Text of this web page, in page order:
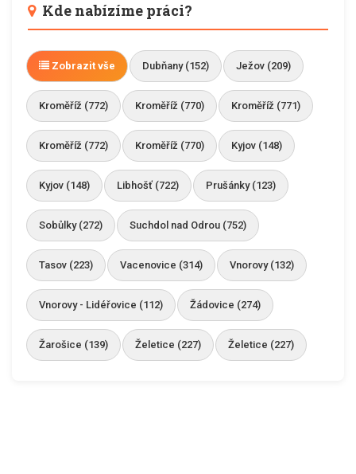
Kde nabízíme práci?
Zobrazit vše Dubňany (152) Ježov (209)
Kroměříž (772) Kroměříž (770) Kroměříž (771)
Kroměříž (772) Kroměříž (770) Kyjov (148)
Kyjov (148) Libhošť (722) Prušánky (123)
Sobůlky (272) Suchdol nad Odrou (752)
Tasov (223) Vacenovice (314) Vnorovy (132)
Vnorovy - Lidéřovice (112) Žádovice (274)
Žarošice (139) Želetice (227) Želetice (227)